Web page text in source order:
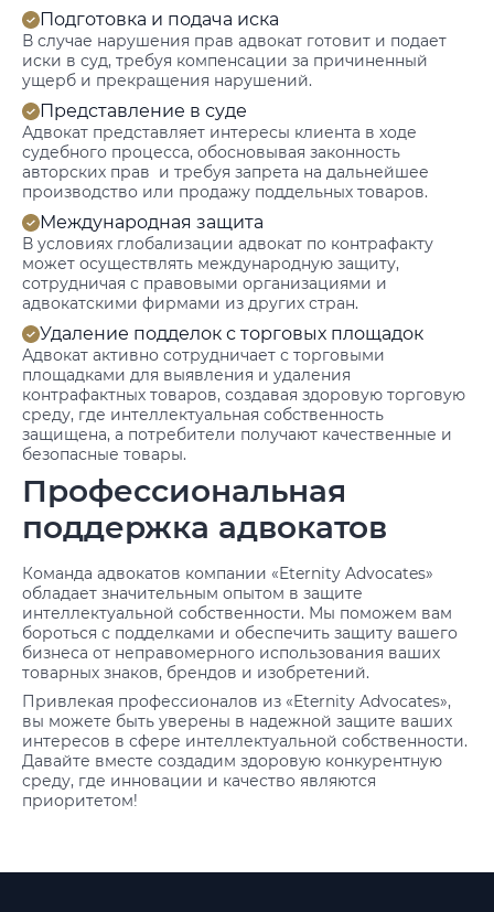
Подготовка и подача иска
В случае нарушения прав адвокат готовит и подает
иски в суд, требуя компенсации за причиненный
ущерб и прекращения нарушений.
Представление в суде
Адвокат представляет интересы клиента в ходе
судебного процесса, обосновывая законность
авторских прав и требуя запрета на дальнейшее
производство или продажу поддельных товаров.
Международная защита
В условиях глобализации адвокат по контрафакту
может осуществлять международную защиту,
сотрудничая с правовыми организациями и
адвокатскими фирмами из других стран.
Удаление подделок с торговых площадок
Адвокат активно сотрудничает с торговыми
площадками для выявления и удаления
контрафактных товаров, создавая здоровую торговую
среду, где интеллектуальная собственность
защищена, а потребители получают качественные и
безопасные товары.
Профессиональная
поддержка адвокатов
Команда адвокатов компании «Eternity Advocates»
обладает значительным опытом в защите
интеллектуальной собственности. Мы поможем вам
бороться с подделками и обеспечить защиту вашего
бизнеса от неправомерного использования ваших
товарных знаков, брендов и изобретений.
Привлекая профессионалов из «Eternity Advocates»,
вы можете быть уверены в надежной защите ваших
интересов в сфере интеллектуальной собственности.
Давайте вместе создадим здоровую конкурентную
среду, где инновации и качество являются
приоритетом!